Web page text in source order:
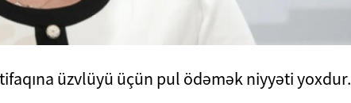
üzvlüyü üçün pul ödəmək niyyəti yoxdur.